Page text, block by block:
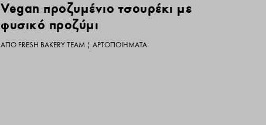
Vegan προζυμένιο τσουρέκι με
φυσικό προζύμι
ΑΠΌ FRESH BAKERY TEAM |ΑΡΤΟΠΟΙΉΜΑΤΑ